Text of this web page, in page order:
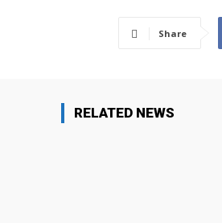
Share
RELATED NEWS